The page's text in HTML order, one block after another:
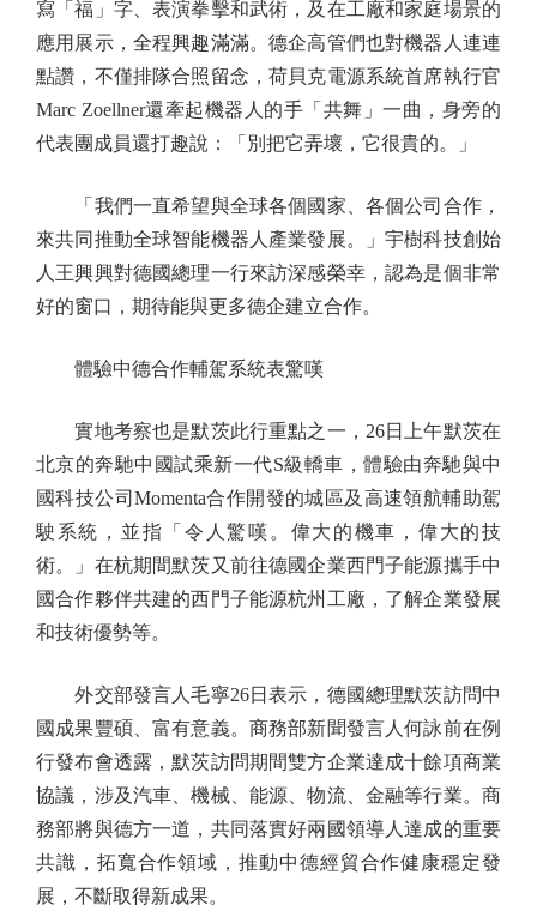
寫「福」字、表演拳擊和武術，及在工廠和家庭場景的
應用展示，全程興趣滿滿。德企高管們也對機器人連連
點讚，不僅排隊合照留念，荷貝克電源系統首席執行官
Marc Zoellner還牽起機器人的手「共舞」一曲，身旁的
代表團成員還打趣說：「別把它弄壞，它很貴的。」
「我們一直希望與全球各個國家、各個公司合作，
來共同推動全球智能機器人產業發展。」宇樹科技創始
人王興興對德國總理一行來訪深感榮幸，認為是個非常
好的窗口，期待能與更多德企建立合作。
體驗中德合作輔駕系統表驚嘆
實地考察也是默茨此行重點之一，26日上午默茨在
北京的奔馳中國試乘新一代S級轎車，體驗由奔馳與中
國科技公司Momenta合作開發的城區及高速領航輔助駕
駛系統，並指「令人驚嘆。偉大的機車，偉大的技
術。」在杭期間默茨又前往德國企業西門子能源攜手中
國合作夥伴共建的西門子能源杭州工廠，了解企業發展
和技術優勢等。
外交部發言人毛寧26日表示，德國總理默茨訪問中
國成果豐碩、富有意義。商務部新聞發言人何詠前在例
行發布會透露，默茨訪問期間雙方企業達成十餘項商業
協議，涉及汽車、機械、能源、物流、金融等行業。商
務部將與德方一道，共同落實好兩國領導人達成的重要
共識，拓寬合作領域，推動中德經貿合作健康穩定發
展，不斷取得新成果。